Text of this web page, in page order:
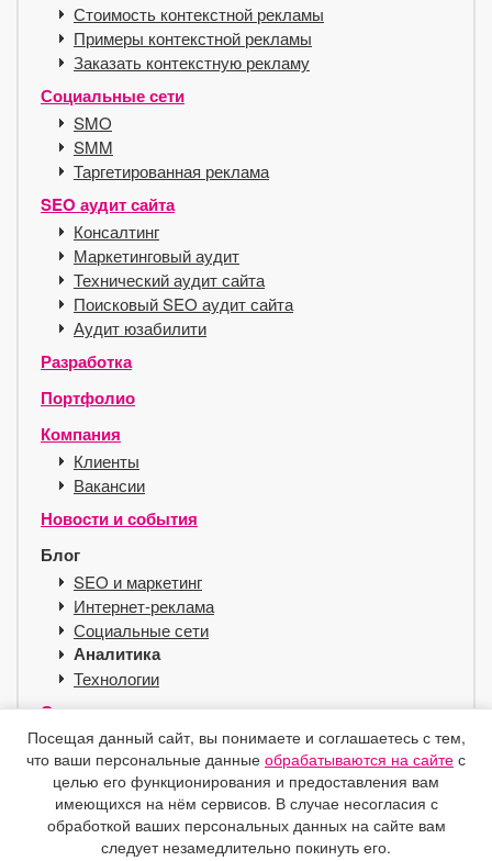
Стоимость контекстной рекламы
Примеры контекстной рекламы
Заказать контекстную рекламу
Социальные сети
SMO
SMM
Таргетированная реклама
SEO аудит сайта
Консалтинг
Маркетинговый аудит
Технический аудит сайта
Поисковый SEO аудит сайта
Аудит юзабилити
Разработка
Портфолио
Компания
Клиенты
Вакансии
Новости и события
Блог
SEO и маркетинг
Интернет-реклама
Социальные сети
Аналитика
Технологии
Сервисы
Хостинг для SEO
Справочник
Защита e-mail
Контакты
Посещая данный сайт, вы понимаете и соглашаетесь с тем,
что ваши персональные данные обрабатываются на сайте с
целью его функционирования и предоставления вам
имеющихся на нём сервисов. В случае несогласия с
обработкой ваших персональных данных на сайте вам
следует незамедлительно покинуть его.